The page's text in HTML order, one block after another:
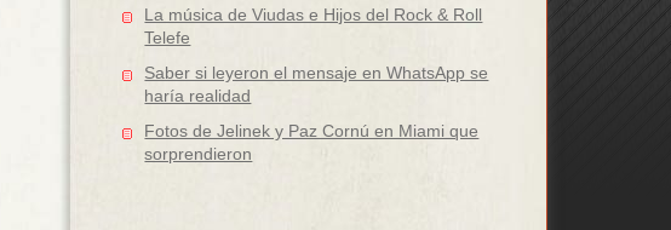
La música de Viudas e Hijos del Rock & Roll
Telefe
Saber si leyeron el mensaje en WhatsApp se
haría realidad
Fotos de Jelinek y Paz Cornú en Miami que
sorprendieron